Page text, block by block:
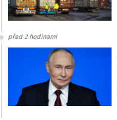
před 2 hodinami